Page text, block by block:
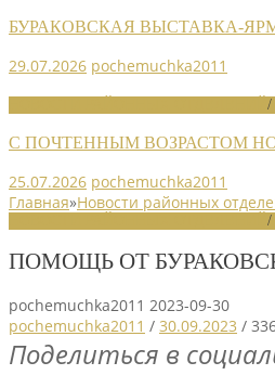
БУРАКОВСКАЯ ВЫСТАВКА-
29.07.2026 pochemuchka2011
/
С ПОЧТЕННЫМ ВОЗРАСТОМ
25.07.2026 pochemuchka2011
Главная»Новости районных
/
ПОМОЩЬ ОТ
pochemuchka2011 2023-09-30
pochemuchka2011 / 30.09.2023 /
Поделиться в